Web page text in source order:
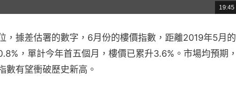
總
共
19:45
，據差估署的數字，6月份的樓價指數，距離2019年5月的
，單計今年首五個月，樓價已累升3.6%。市場均預期，
數有望衝破歷史新高。